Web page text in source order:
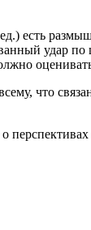
есть
удар
что